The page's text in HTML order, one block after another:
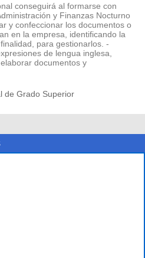
conseguirá al formarse con
y Finanzas Nocturno
y confeccionar los documentos o
en la empresa, identificando la
para gestionarlos. -
de lengua inglesa,
documentos y
de Grado Superior